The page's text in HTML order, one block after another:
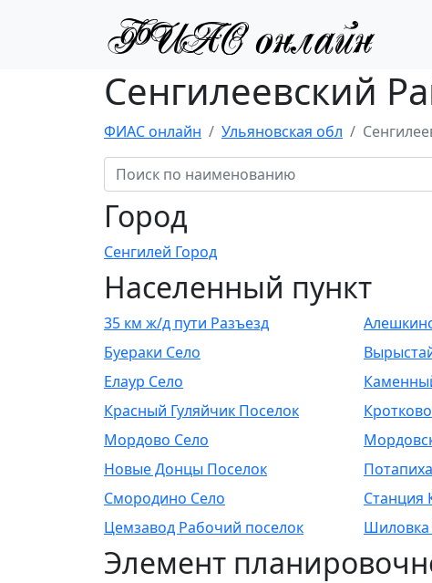
Сенгилеевский
ФИАС онлайн Ульяновская обл
Город
Сенгилей Город
Населенный пункт
35 км ж/д пути Разъезд
Буераки Село
Елаур Село
Красный Гуляйчик Поселок
Мордово Село
Новые Донцы Поселок
Смородино Село
Станция
Цемзавод Рабочий поселок
Шиловка
Элемент